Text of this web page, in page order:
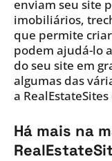
enviam seu site
imobiliários,
que permite
podem ajudá-lo
do seu site em
algumas das
a
Há mais na